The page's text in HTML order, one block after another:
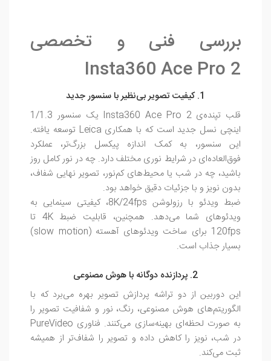
بررسی فنی و تخصصی
Insta360 Ace Pro 2
1. کیفیت تصویر بی‌نظیر با سنسور جدید
قلب تپنده‌ی Insta360 Ace Pro 2 یک سنسور 1/1.3
اینچی نسل جدید است که با همکاری Leica توسعه یافته.
این سنسور، به کمک اندازه پیکسل بزرگ‌تر، عملکرد
فوق‌العاده‌ای در شرایط نوری مختلف دارد. چه در نور کامل روز
باشید، چه در شب یا محیط‌های کم‌نور، تصویر نهایی شفاف،
بدون نویز و با جزئیات دقیق خواهد بود.
ضبط ویدئو با رزولوشن 8K/24fps، کیفیتی سینمایی به
ویدئوهای شما می‌دهد. همچنین، قابلیت ضبط 4K تا
120fps برای ساخت ویدئوهای آهسته (slow motion)
بسیار جذاب است.
2. پردازنده دوگانه با هوش مصنوعی
این دوربین از دو تراشه پردازش تصویر بهره می‌برد که با
الگوریتم‌های هوش مصنوعی، رنگ، نور و شفافیت تصویر را
به صورت لحظه‌ای بهینه‌سازی می‌کنند. فناوری PureVideo
در شب، نویز را کاهش داده و تصویر را شفاف‌تر از همیشه
ثبت می‌کند.